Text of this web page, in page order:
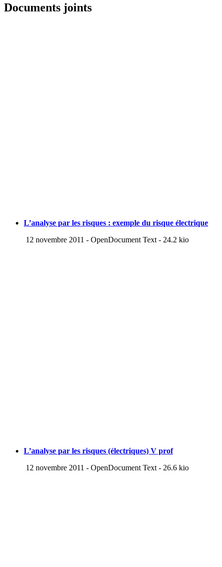
Documents joints
L’analyse par les risques : exemple du risque électrique
12 novembre 2011 - OpenDocument Text - 24.2 kio
L’analyse par les risques (électriques) V prof
12 novembre 2011 - OpenDocument Text - 26.6 kio